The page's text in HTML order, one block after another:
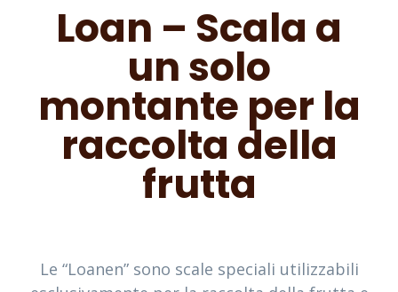
Loan – Scala a
un solo
montante per la
raccolta della
frutta
Le “Loanen” sono scale speciali utilizzabili